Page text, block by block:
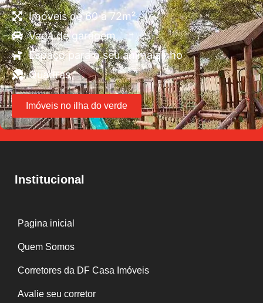
Imóveis de 60 a 72m²
Vaga de garagem
Espaço para o seu animalzinho
Quadras
Imóveis no ilha do verde
Institucional
Pagina inicial
Quem Somos
Corretores da DF Casa Imóveis
Avalie seu corretor